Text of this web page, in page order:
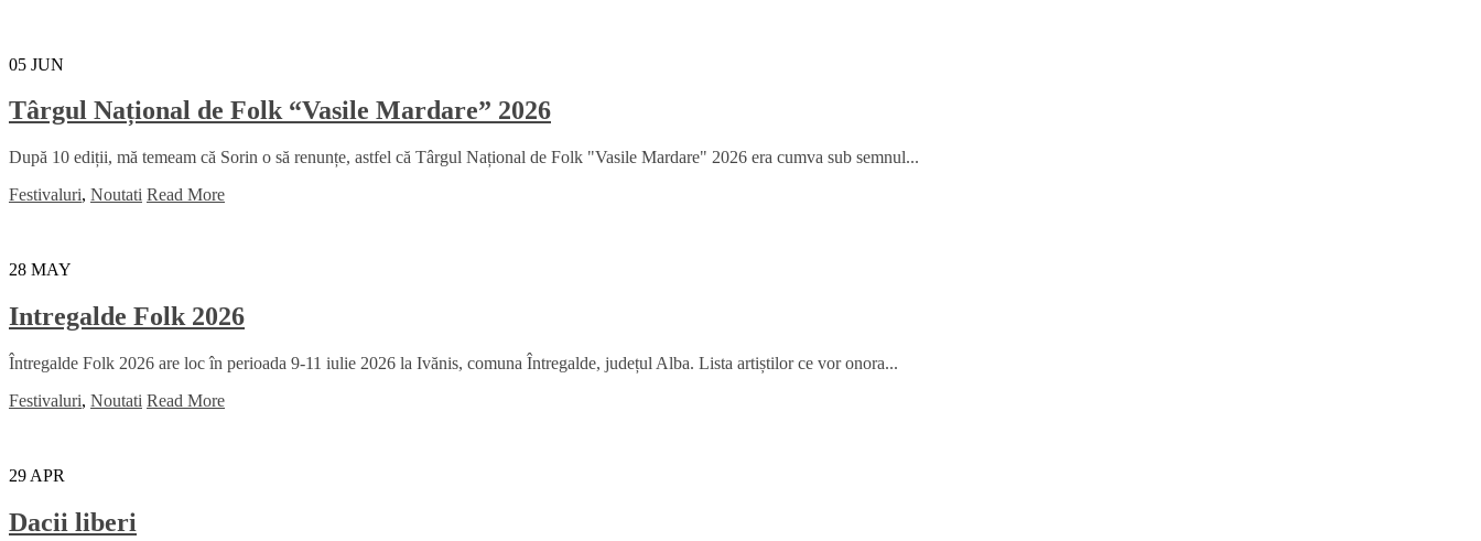
05 JUN
Târgul Național de Folk “Vasile Mardare” 2026
După 10 ediții, mă temeam că Sorin o să renunțe, astfel că Târgul Național de Folk "Vasile Mardare" 2026 era cumva sub semnul...
Festivaluri, Noutati Read More
28 MAY
Intregalde Folk 2026
Întregalde Folk 2026 are loc în perioada 9-11 iulie 2026 la Ivănis, comuna Întregalde, județul Alba. Lista artiștilor ce vor onora...
Festivaluri, Noutati Read More
29 APR
Dacii liberi